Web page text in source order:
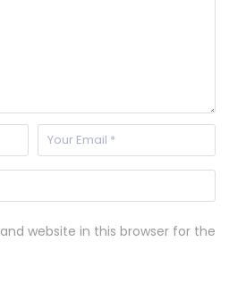
website in this browser for the